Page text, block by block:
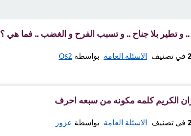
و تطير بلا جناح .. و تسبب الفرح و الغضب .. فما هي ؟
في تصنيف الاسئلة العامة بواسطة Os2
الكريم كلمه مكونه من سبعه احرف
في تصنيف الاسئلة العامة بواسطة عزوز